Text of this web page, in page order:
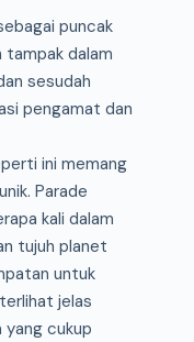
puncak
tampak dalam
sesudah
pengamat dan
ini memang
Parade
kali dalam
tujuh planet
untuk
jelas
cukup